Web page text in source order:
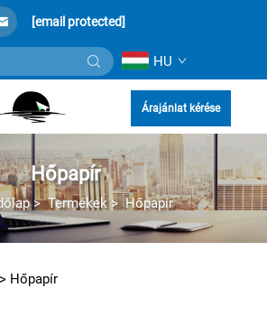
[email protected]
HU
Árajánlat kérése
Hőpapír
>Termékek>Hőpapír
> Hőpapír